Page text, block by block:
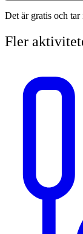
Det är gratis och
Fler